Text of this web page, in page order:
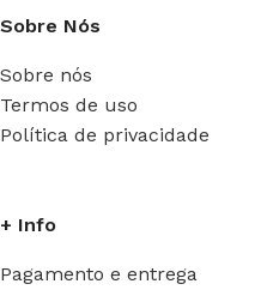
Sobre Nós
Sobre nós
Termos de uso
Política de privacidade
+ Info
Pagamento e entrega